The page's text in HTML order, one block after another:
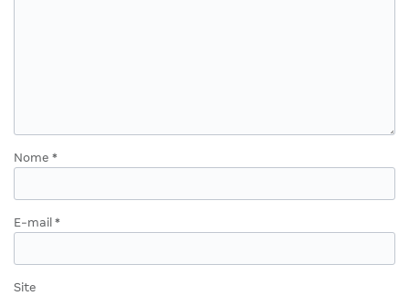
Nome *
E-mail *
Site